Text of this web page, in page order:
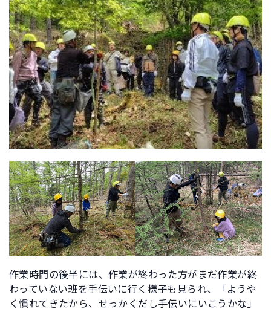
作業時間の後半には、作業が終わった方がまだ作業が終
わっていない班を手伝いに行く様子も見られ、「ようや
く慣れてきたから、せっかくだし手伝いにいこうかな」